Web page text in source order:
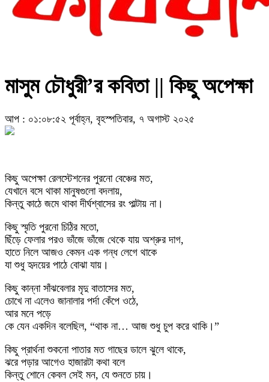
মাসুম চৌধুরী’র কবিতা || কিছু অপেক্ষা
আপ : ০১:০৮:৫২ পূর্বাহ্ন, বৃহস্পতিবার, ৭ অগাস্ট ২০২৫
কিছু অপেক্ষা রেলস্টেশনের পুরনো বেঞ্চের মত,
যেখানে বসে থাকা মানুষগুলো বদলায়,
কিন্তু কাঠে জমে থাকা দীর্ঘশ্বাসের রং পাল্টায় না।
কিছু স্মৃতি পুরনো চিঠির মতো,
ছিঁড়ে ফেলার পরও ভাঁজে ভাঁজে থেকে যায় অশ্রুর দাগ,
হাতে নিলে আজও কেমন এক গন্ধ লেগে থাকে
যা শুধু হৃদয়ের পাঠে বোঝা যায়।
কিছু কান্না সাঁঝবেলার মৃদু বাতাসের মত,
চোখে না এলেও জানালার পর্দা কেঁপে ওঠে,
আর মনে পড়ে
কে যেন একদিন বলেছিল, “থাক না… আজ শুধু চুপ করে থাকি।”
কিছু প্রার্থনা শুকনো পাতার মত গাছের ডালে ঝুলে থাকে,
ঝরে পড়ার আগেও হাজারটা কথা বলে
কিন্তু শোনে কেবল সেই মন, যে শুনতে চায়।